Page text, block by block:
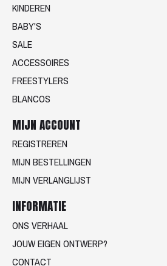
KINDEREN
BABY'S
SALE
ACCESSOIRES
FREESTYLERS
BLANCOS
MIJN ACCOUNT
REGISTREREN
MIJN BESTELLINGEN
MIJN VERLANGLIJST
INFORMATIE
ONS VERHAAL
JOUW EIGEN ONTWERP?
CONTACT